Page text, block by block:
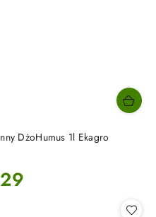
DżoHumus 1l Ekagro